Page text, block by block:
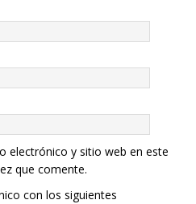
electrónico y sitio web en este
que comente.
con los siguientes